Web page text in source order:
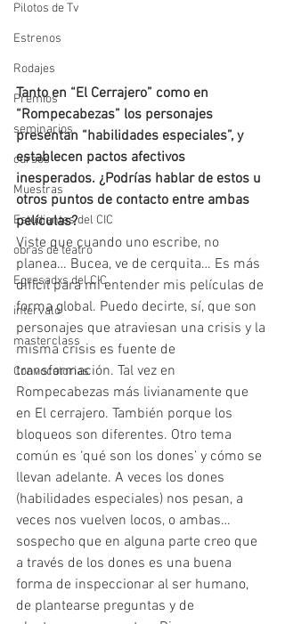
Pilotos de Tv
Estrenos
Rodajes
Premios
seminarios
cursos
Muestras
Estudiantes del CIC
obras de teatro
Egresadxs del CIC
intervalo
masterclass
Convocatorias
Tanto en “El Cerrajero” como en
“Rompecabezas” los personajes
presentan “habilidades especiales”, y
establecen pactos afectivos
inesperados. ¿Podrías hablar de estos u
otros puntos de contacto entre ambas
películas?
Viste que cuando uno escribe, no
planea… Bucea, ve de cerquita… Es más
difícil para mí entender mis películas de
forma global. Puedo decirte, sí, que son
personajes que atraviesan una crisis y la
misma crisis es fuente de
transformación. Tal vez en
Rompecabezas más livianamente que
en El cerrajero. También porque los
bloqueos son diferentes. Otro tema
común es ‘qué son los dones’ y cómo se
llevan adelante. A veces los dones
(habilidades especiales) nos pesan, a
veces nos vuelven locos, o ambas…
sospecho que en alguna parte creo que
a través de los dones es una buena
forma de inspeccionar al ser humano,
de plantearse preguntas y de